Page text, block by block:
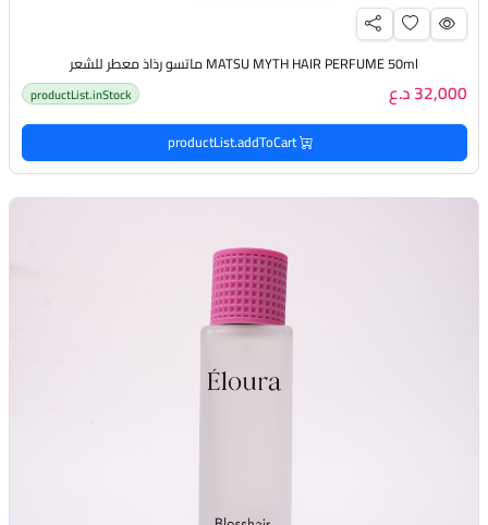
MATSU MYTH HAIR PERFUME 50ml ماتسو رذاذ معطر للشعر
32,000 د.ع productList.inStock
productList.addToCart